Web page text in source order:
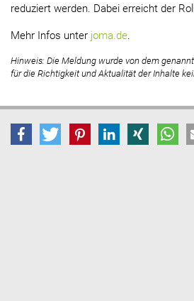
reduziert werden. Dabei erreicht der
Mehr Infos unter joma.de.
Hinweis: Die Meldung wurde von dem
für die Richtigkeit und Aktualität der Inhalte